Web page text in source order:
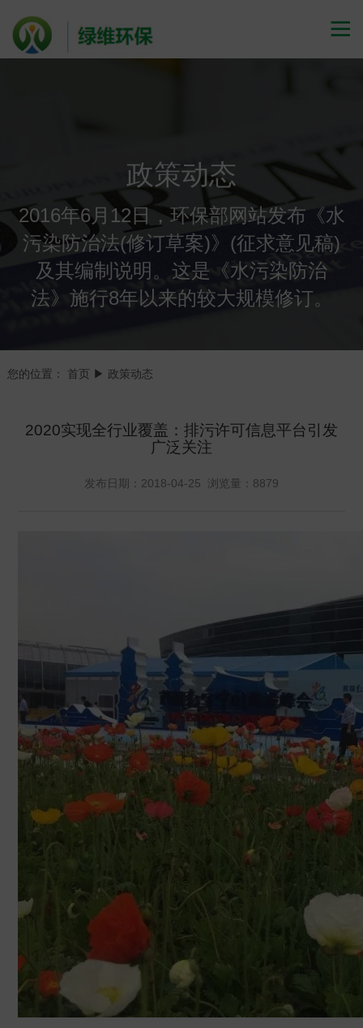

政策动态
2016年6月12日，环保部网站发布《水
污染防治法(修订草案)》(征求意见稿)
及其编制说明。这是《水污染防治
法》施行8年以来的较大规模修订。
您的位置： 首页 ▶ 政策动态
2020实现全行业覆盖：排污许可信息平台引发
广泛关注
发布日期：2018-04-25 浏览量：8879